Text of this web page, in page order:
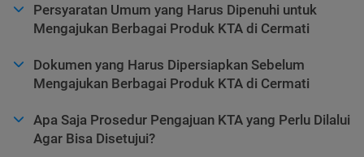
Persyaratan Umum yang Harus Dipenuhi untuk
Mengajukan Berbagai Produk KTA di Cermati
Dokumen yang Harus Dipersiapkan Sebelum
Mengajukan Berbagai Produk KTA di Cermati
Apa Saja Prosedur Pengajuan KTA yang Perlu Dilalui
Agar Bisa Disetujui?